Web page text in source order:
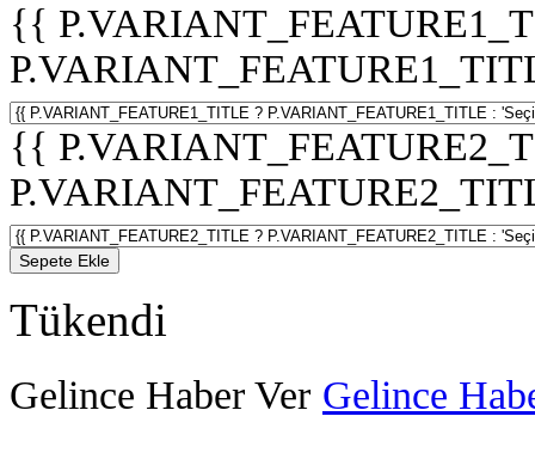
{{
{{
Sepete Ekle
Tükendi
Gelince Haber Ver Gelince